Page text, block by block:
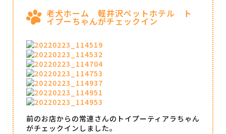
老犬ホーム 軽井沢ペットホテル ト
イプーちゃんがチェックイン
前のお店からの常連さんのトイプーティアラちゃん
がチェックインしました。